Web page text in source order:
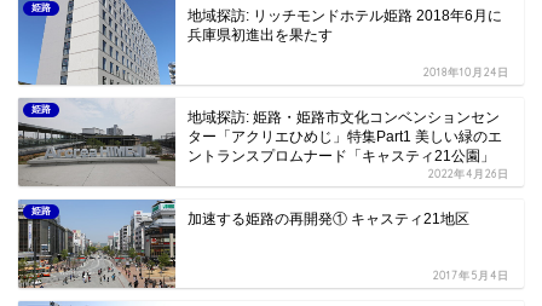
姫路
地域探訪: リッチモンドホテル姫路 2018年6月に
兵庫県初進出を果たす
2018年10月24日
姫路
地域探訪: 姫路・姫路市文化コンベンションセン
ター「アクリエひめじ」特集Part1 美しい緑のエ
ントランスプロムナード「キャスティ21公園」
2022年4月26日
姫路 加速する姫路の再開発① キャスティ21地区
2017年5月4日